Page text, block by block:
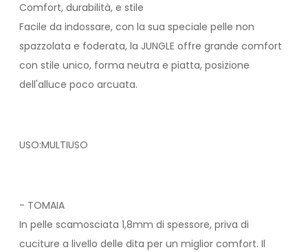
Comfort, durabilità, e stile
Facile da indossare, con la sua speciale pelle non
spazzolata e foderata, la JUNGLE offre grande comfort
con stile unico, forma neutra e piatta, posizione
dell'alluce poco arcuata.
USO:MULTIUSO
- TOMAIA
In pelle scamosciata 1,8mm di spessore, priva di
cuciture a livello delle dita per un miglior comfort. Il